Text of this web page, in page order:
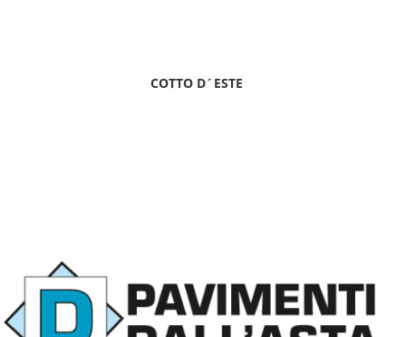
COTTO D´ESTE